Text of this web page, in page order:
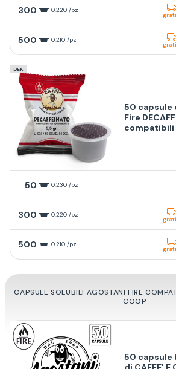
300 0,220 /pz
500 0,210 /pz
DEK
50 capsule
Fire
compatibili
50 0,230 /pz
300 0,220 /pz
500 0,210 /pz
CAPSULE SOLUBILI AGOSTANI FIRE
COOP
50 capsule